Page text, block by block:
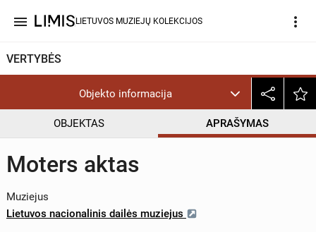
menu LIETUVOS MUZIEJŲ KOLEKCIJOS more_vert
VERTYBĖS
Objekto informacija
OBJEKTAS APRAŠYMAS
Moters aktas
Muziejus
Lietuvos nacionalinis dailės muziejus